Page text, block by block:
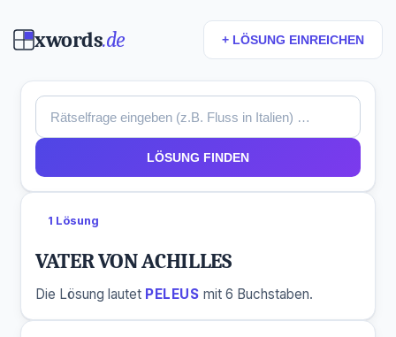
xwords.de + LÖSUNG EINREICHEN
LÖSUNG FINDEN
1 Lösung
VATER VON ACHILLES
Die Lösung lautet PELEUS mit 6 Buchstaben.